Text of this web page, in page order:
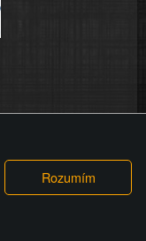
provozovatele
nebo video na
videa nebo
uplatnit vůči
škody nebo